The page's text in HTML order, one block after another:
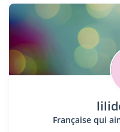
Française qui